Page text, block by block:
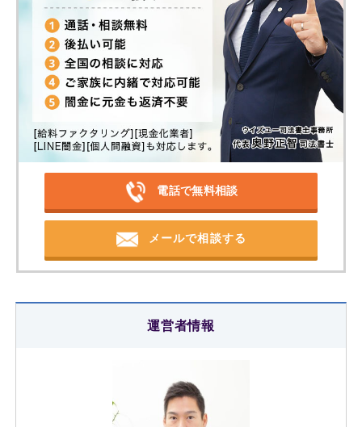
電話で無料相談
メールで相談する
運営者情報